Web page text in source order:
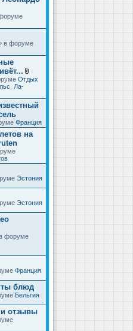
в форуме
В
л
ж
е
и
я
Отдых
Ла-
Франция
на
Эстония
Эстония
форуме
Франция
блюд
Бельгия
отзывы